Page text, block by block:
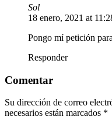
Sol
18 enero, 2021 at
Pongo mí petición
Responder
Comentar
Su dirección de correo
necesarios están marcados *